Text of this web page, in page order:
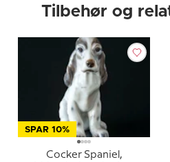
Tilbehør og
SPAR 10%
Cocker Spaniel,